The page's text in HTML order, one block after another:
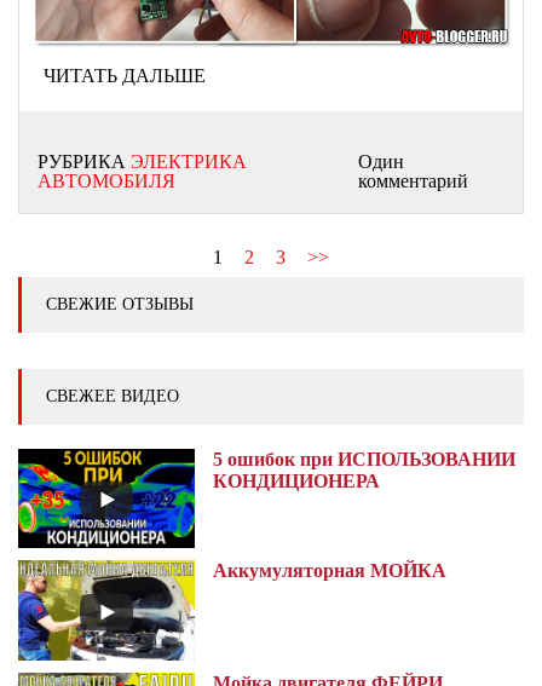
ЧИТАТЬ ДАЛЬШЕ
РУБРИКА ЭЛЕКТРИКА
АВТОМОБИЛЯ
Один
комментарий
1 2 3 >>
СВЕЖИЕ ОТЗЫВЫ
СВЕЖЕЕ ВИДЕО
5 ошибок при ИСПОЛЬЗОВАНИИ
КОНДИЦИОНЕРА
Аккумуляторная МОЙКА